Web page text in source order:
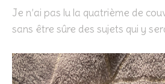
Je n’ai pas lu la quatrième de
sans être sûre des sujets qui y